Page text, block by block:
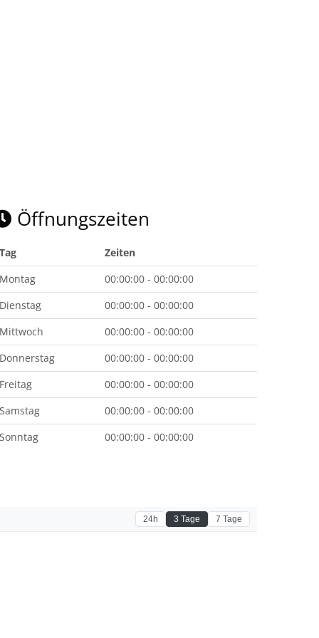
Öffnungszeiten
Tag
Zeiten
Montag
00:00:00 - 00:00:00
Dienstag
00:00:00 - 00:00:00
Mittwoch
00:00:00 - 00:00:00
Donnerstag
00:00:00 - 00:00:00
Freitag
00:00:00 - 00:00:00
Samstag
00:00:00 - 00:00:00
Sonntag
00:00:00 - 00:00:00